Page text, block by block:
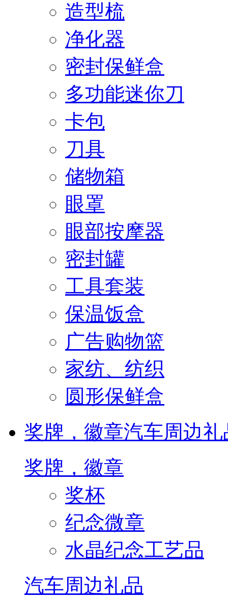
造型梳
净化器
密封保鲜盒
多功能迷你刀
卡包
刀具
储物箱
眼罩
眼部按摩器
密封罐
工具套装
保温饭盒
广告购物篮
家纺、纺织
圆形保鲜盒
奖牌，徽章汽车周边礼
奖牌，徽章
奖杯
纪念微章
水晶纪念工艺品
汽车周边礼品